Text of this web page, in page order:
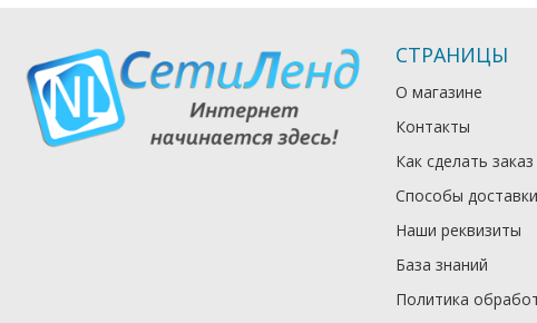
СТРАНИЦЫ
О магазине
Контакты
Как сделать заказ
Способы доставки
Наши реквизиты
База знаний
Политика